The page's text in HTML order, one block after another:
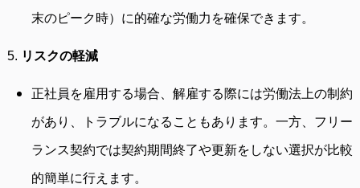
末のピーク時）に的確な労働力を確保できます。
5. リスクの軽減
正社員を雇用する場合、解雇する際には労働法上の制約
があり、トラブルになることもあります。一方、フリー
ランス契約では契約期間終了や更新をしない選択が比較
的簡単に行えます。